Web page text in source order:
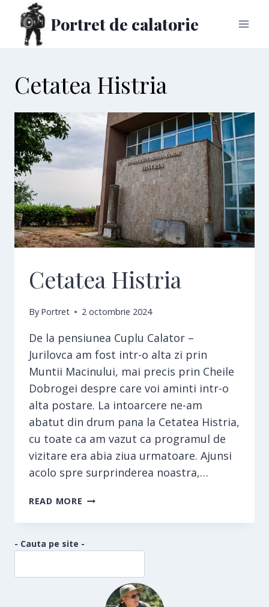
content
Portret de calatorie
Cetatea Histria
Cetatea Histria
By Portret 2 octombrie 2024
De la pensiunea Cuplu Calator –
Jurilovca am fost intr-o alta zi prin
Muntii Macinului, mai precis prin Cheile
Dobrogei despre care voi aminti intr-o
alta postare. La intoarcere ne-am
abatut din drum pana la Cetatea Histria,
cu toate ca am vazut ca programul de
vizitare era abia ziua urmatoare. Ajunsi
acolo spre surprinderea noastra,…
READ MORE CETATEA
- Cauta pe site -